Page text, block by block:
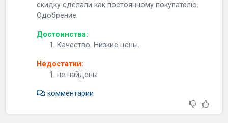
скидку сделали как постоянному покупателю.
Одобрение.
Достоинства:
Качество. Низкие цены.
Недостатки:
не найдены
комментарии